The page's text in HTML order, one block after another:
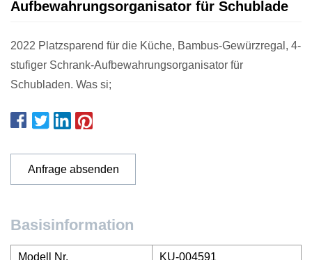
Aufbewahrungsorganisator für Schublade
2022 Platzsparend für die Küche, Bambus-Gewürzregal, 4-
stufiger Schrank-Aufbewahrungsorganisator für
Schubladen. Was si;
Anfrage absenden
Basisinformation
Modell Nr. KU-004591